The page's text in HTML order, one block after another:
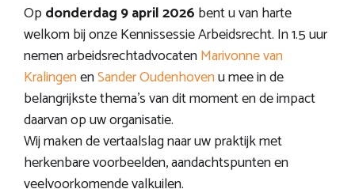
Op donderdag 9 april 2026 bent u van harte
welkom bij onze Kennissessie Arbeidsrecht. In 1.5 uur
nemen arbeidsrechtadvocatenMarivonne van
KralingenenSander Oudenhovenu mee in de
belangrijkste thema’s van dit moment en de impact
daarvan op uw organisatie.
Wij maken de vertaalslag naar uw praktijk met
herkenbare voorbeelden, aandachtspunten en
veelvoorkomende valkuilen.